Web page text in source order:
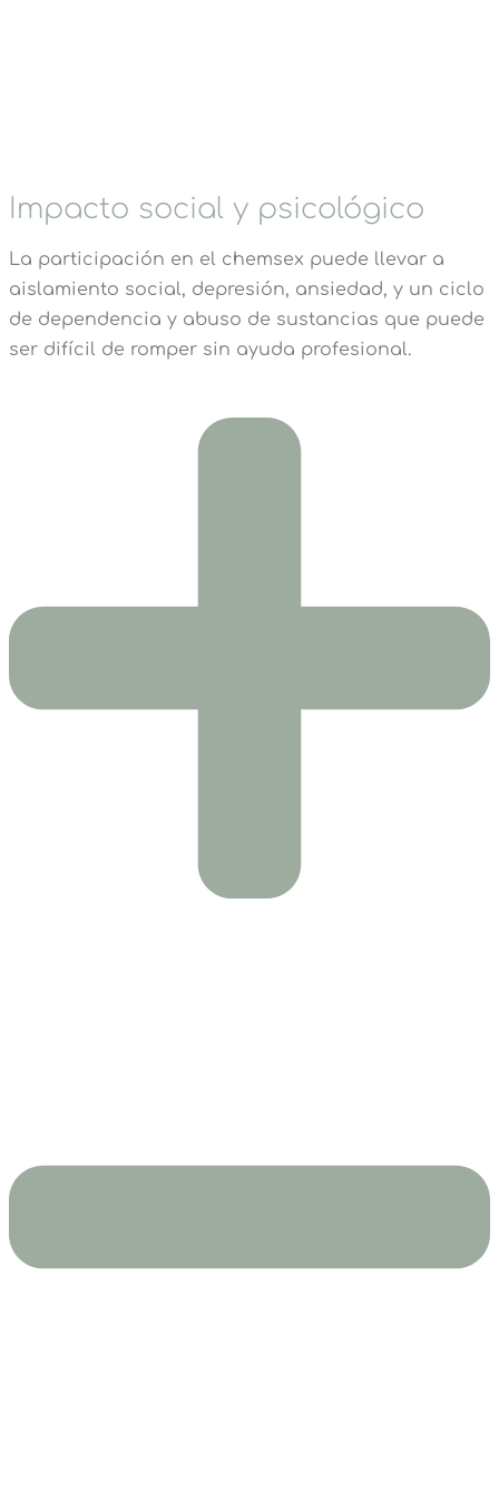
Impacto social y psicológico
La participación en el chemsex puede llevar a
aislamiento social, depresión, ansiedad, y un ciclo
de dependencia y abuso de sustancias que puede
ser difícil de romper sin ayuda profesional.